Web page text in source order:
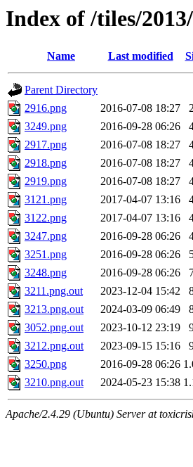
Index of /tiles/
Name Last modified
Parent Directory
2916.png
2016-07-08 18:27
3249.png
2016-09-28 06:26
2917.png
2016-07-08 18:27
2918.png
2016-07-08 18:27
2919.png
2016-07-08 18:27
3121.png
2017-04-07 13:16
3122.png
2017-04-07 13:16
3247.png
2016-09-28 06:26
3251.png
2016-09-28 06:26
3248.png
2016-09-28 06:26
3211.png.out
2023-12-04 15:42
3213.png.out
2024-03-09 06:49
3052.png.out
2023-10-12 23:19
3212.png.out
2023-09-15 15:16
3250.png
2016-09-28 06:26
3210.png.out
2024-05-23 15:38
Apache/2.4.29 (Ubuntu) Server at